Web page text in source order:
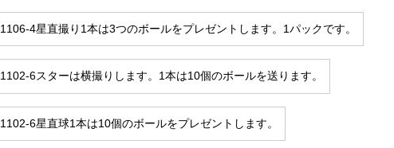
1106-4星直撮り1本は3つのボールをプレゼントします。1パックです。
1102-6スターは横撮りします。1本は10個のボールを送ります。
1102-6星直球1本は10個のボールをプレゼントします。